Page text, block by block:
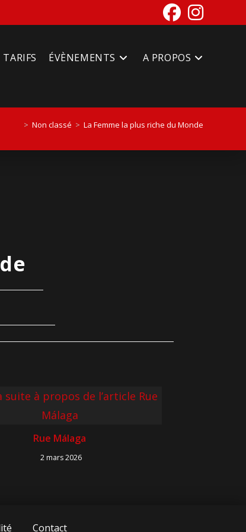
TARIFS ÉVÈNEMENTS A PROPOS
> Non classé > La Femme la plus riche du Monde
Rue Málaga
2 mars 2026
Contact